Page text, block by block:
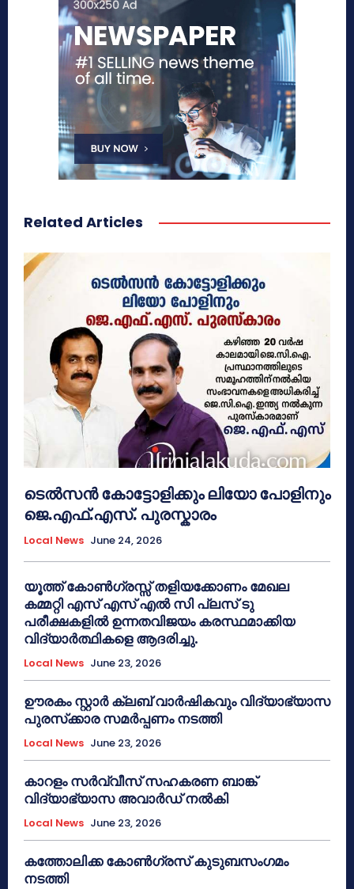
Related Articles
ടെൽസൻ കോട്ടോളിക്കും ലിയോ പോളിനും
ജെ.എഫ്.എസ്. പുരസ്കാരം
Local News June 24, 2026
യൂത്ത് കോൺഗ്രസ്സ് തളിയക്കോണം മേഖല
കമ്മറ്റി എസ് എസ് എൽ സി പ്ലസ് ടു
പരീക്ഷകളിൽ ഉന്നതവിജയം കരസ്ഥമാക്കിയ
വിദ്യാർത്ഥികളെ ആദരിച്ചു.
Local News June 23, 2026
ഊരകം സ്റ്റാർ ക്ലബ് വാർഷികവും വിദ്യാഭ്യാസ
പുരസ്‌ക്കാര സമർപ്പണം നടത്തി
Local News June 23, 2026
കാറളം സർവ്വീസ് സഹകരണ ബാങ്ക്
വിദ്യാഭ്യാസ അവാർഡ് നൽകി
Local News June 23, 2026
കത്തോലിക്ക കോൺഗ്രസ് കുടുബസംഗമം
നടത്തി